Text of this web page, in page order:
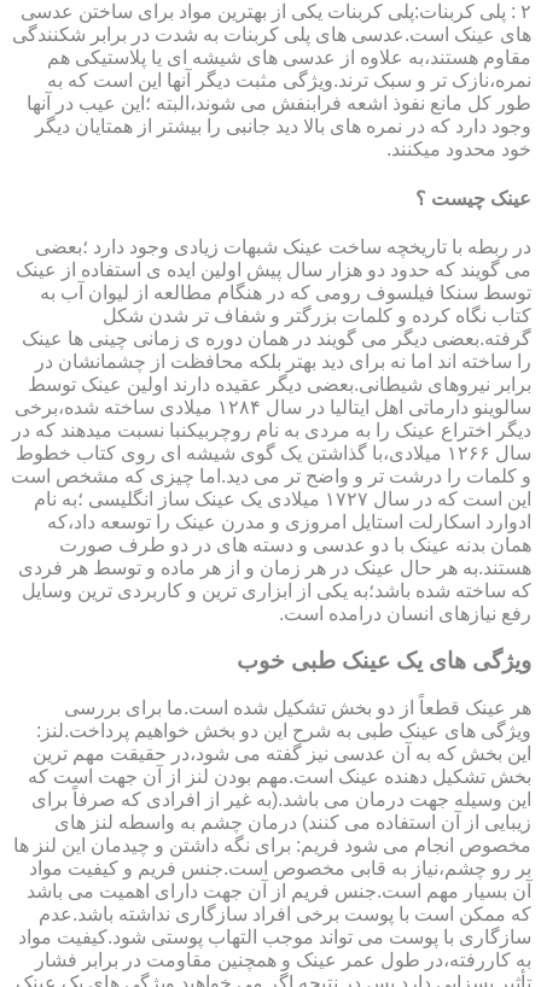
۲ : پلی کربنات:پلی کربنات یکی از بهترین مواد برای ساختن عدسی
های عینک است.عدسی های پلی کربنات به شدت در برابر شکنندگی
مقاوم هستند،به علاوه از عدسی های شیشه ای یا پلاستیکی هم
نمره،نازک تر و سبک ترند.ویژگی مثبت دیگر آنها این است که به
طور کل مانع نفوذ اشعه فرابنفش می شوند،البته ؛این عیب در آنها
وجود دارد که در نمره های بالا دید جانبی را بیشتر از همتایان دیگر
خود محدود میکنند.
عینک چیست ؟
در ربطه با تاریخچه ساخت عینک شبهات زیادی وجود دارد ؛بعضی
می گویند که حدود دو هزار سال پیش اولین ایده ی استفاده از عینک
توسط سنکا فیلسوف رومی که در هنگام مطالعه از لیوان آب به
کتاب نگاه کرده و کلمات بزرگتر و شفاف تر شدن شکل
گرفته.بعضی دیگر می گویند در همان دوره ی زمانی چینی ها عینک
را ساخته اند اما نه برای دید بهتر بلکه محافظت از چشمانشان در
برابر نیروهای شیطانی.بعضی دیگر عقیده دارند اولین عینک توسط
سالوینو دارماتی اهل ایتالیا در سال ۱۲۸۴ میلادی ساخته شده،برخی
دیگر اختراع عینک را به مردی به نام روچربیکنبا نسبت میدهند که در
سال ۱۲۶۶ میلادی،با گذاشتن یک گوی شیشه ای روی کتاب خطوط
و کلمات را درشت تر و واضح تر می دید.اما چیزی که مشخص است
این است که در سال ۱۷۲۷ میلادی یک عینک ساز انگلیسی ؛به نام
ادوارد اسکارلت استایل امروزی و مدرن عینک را توسعه داد،که
همان بدنه عینک با دو عدسی و دسته های در دو طرف صورت
هستند.به هر حال عینک در هر زمان و از هر ماده و توسط هر فردی
که ساخته شده باشد؛به یکی از ابزاری ترین و کاربردی ترین وسایل
رفع نیازهای انسان درامده است.
ویژگی های یک عینک طبی خوب
هر عینک قطعاً از دو بخش تشکیل شده است.ما برای بررسی
ویژگی های عینک طبی به شرح این دو بخش خواهیم پرداخت.لنز:
این بخش که به آن عدسی نیز گفته می شود،در حقیقت مهم ترین
بخش تشکیل دهنده عینک است.مهم بودن لنز از آن جهت است که
این وسیله جهت درمان می باشد.(به غیر از افرادی که صرفاً برای
زیبایی از آن استفاده می کنند) درمان چشم به واسطه لنز های
مخصوص انجام می شود فریم: برای نگه داشتن و چیدمان این لنز ها
بر رو چشم،نیاز به قابی مخصوص است.جنس فریم و کیفیت مواد
آن بسیار مهم است.جنس فریم از آن جهت دارای اهمیت می باشد
که ممکن است با پوست برخی افراد سازگاری نداشته باشد.عدم
سازگاری با پوست می تواند موجب التهاب پوستی شود.کیفیت مواد
به کاررفته،در طول عمر عینک و همچنین مقاومت در برابر فشار